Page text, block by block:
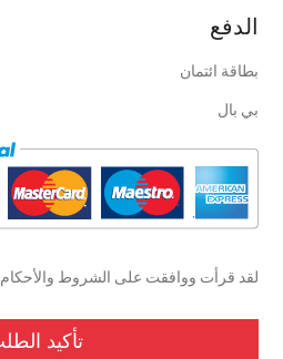
الدفع
بطاقة ائتمان
بي بال
لقد قرأت ووافقت على الشروط والأحكام